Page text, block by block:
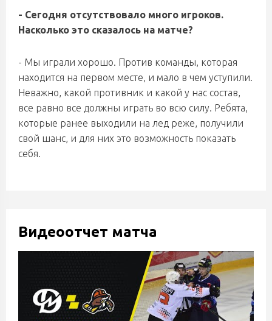
- Сегодня отсутствовало много игроков.
Насколько это сказалось на матче?
- Мы играли хорошо. Против команды, которая
находится на первом месте, и мало в чем уступили.
Неважно, какой противник и какой у нас состав,
все равно все должны играть во всю силу. Ребята,
которые ранее выходили на лед реже, получили
свой шанс, и для них это возможность показать
себя.
Видеоотчет матча